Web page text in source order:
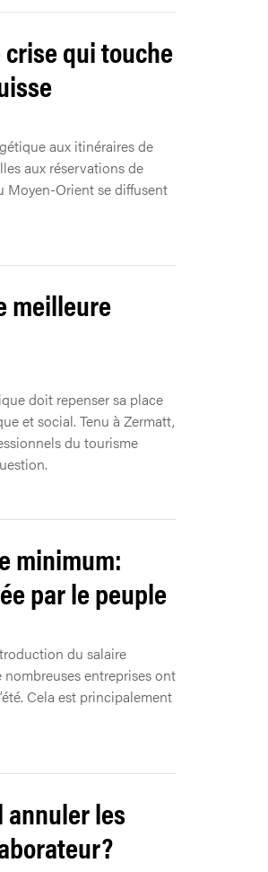
qui touche
aux itinéraires de
aux réservations de
Moyen-Orient se diffusent
meilleure
doit repenser sa place
et social. Tenu à Zermatt,
du tourisme
minimum:
par le peuple
du salaire
entreprises ont
Cela est principalement
annuler les